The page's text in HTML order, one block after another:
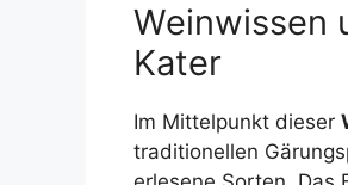
Weinwissen
Kater
Im Mittelpunkt dieser
traditionellen